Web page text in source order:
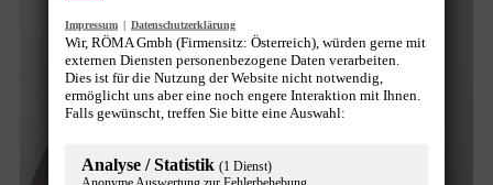
Impressum | Datenschutzerklärung
Wir, RÖMA Gmbh (Firmensitz: Österreich), würden gerne mit
externen Diensten personenbezogene Daten verarbeiten.
Dies ist für die Nutzung der Website nicht notwendig,
ermöglicht uns aber eine noch engere Interaktion mit Ihnen.
Falls gewünscht, treffen Sie bitte eine Auswahl:
Analyse / Statistik (1 Dienst)
Anonyme Auswertung zur Fehlerbehebung